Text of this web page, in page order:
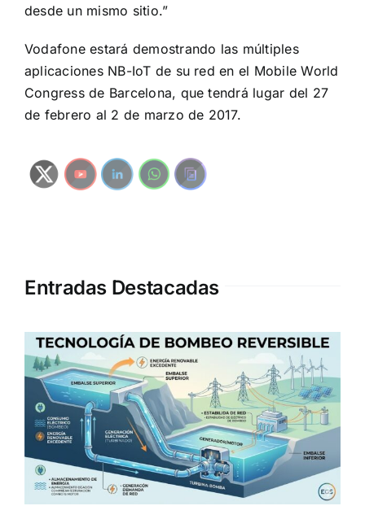
desde un mismo sitio.”
Vodafone estará demostrando las múltiples
aplicaciones NB-IoT de su red en el Mobile World
Congress de Barcelona, que tendrá lugar del 27
de febrero al 2 de marzo de 2017.
Entradas Destacadas